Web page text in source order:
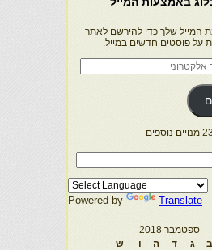
המייל שלך כדי להירשם לאתר
על פוסטים חדשים במייל.
Powered by Translate
ספטמבר 2018
ב ג ד ה ו
ש